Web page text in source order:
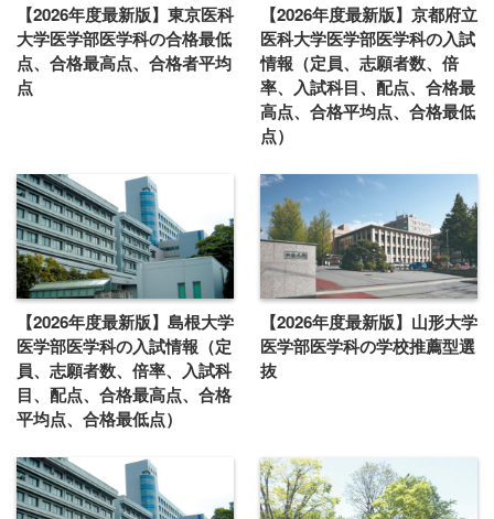
【2026年度最新版】東京医科
大学医学部医学科の合格最低
点、合格最高点、合格者平均
点
【2026年度最新版】京都府立
医科大学医学部医学科の入試
情報（定員、志願者数、倍
率、入試科目、配点、合格最
高点、合格平均点、合格最低
点）
【2026年度最新版】島根大学
医学部医学科の入試情報（定
員、志願者数、倍率、入試科
目、配点、合格最高点、合格
平均点、合格最低点）
【2026年度最新版】山形大学
医学部医学科の学校推薦型選
抜